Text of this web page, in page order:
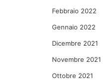
Febbraio 2022
Gennaio 2022
Dicembre 2021
Novembre 2021
Ottobre 2021